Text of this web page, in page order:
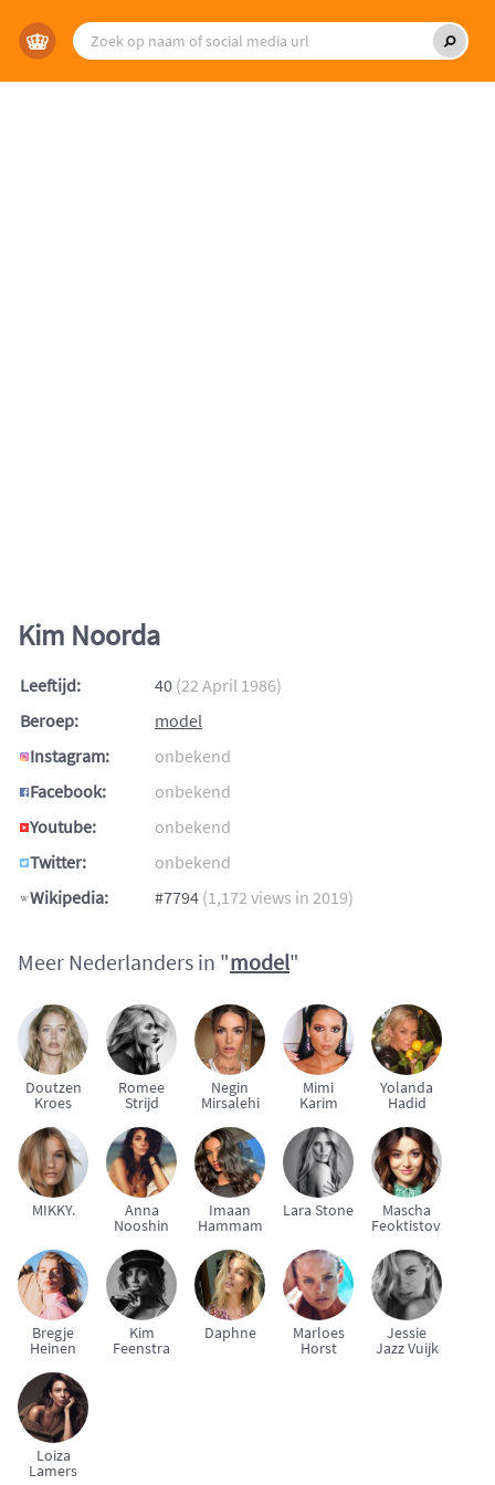
Kim Noorda
Leeftijd: 40 (22 April 1986)
Beroep:
model
Instagram:
onbekend
Facebook:
onbekend
Youtube:
onbekend
Twitter:
onbekend
Wikipedia:
#7794 (1,172 views in 2019)
Meer Nederlanders in "model"
Doutzen
Kroes
Romee
Strijd
Negin
Mirsalehi
Mimi
Karim
Yolanda
Hadid
MIKKY. Anna
Nooshin
Imaan
Hammam
Lara Stone Mascha
Feoktistova
Bregje
Heinen
Kim
Feenstra
Daphne Marloes
Horst
Jessie
Jazz Vuijk
Loiza
Lamers